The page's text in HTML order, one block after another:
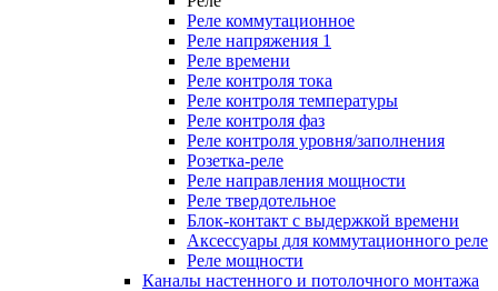
Реле коммутационное
Реле напряжения 1
Реле времени
Реле контроля тока
Реле контроля температуры
Реле контроля фаз
Реле контроля уровня/заполнения
Розетка-реле
Реле направления мощности
Реле твердотельное
Блок-контакт с выдержкой времени
Аксессуары для коммутационного реле
Реле мощности
Каналы настенного и потолочного монтажа